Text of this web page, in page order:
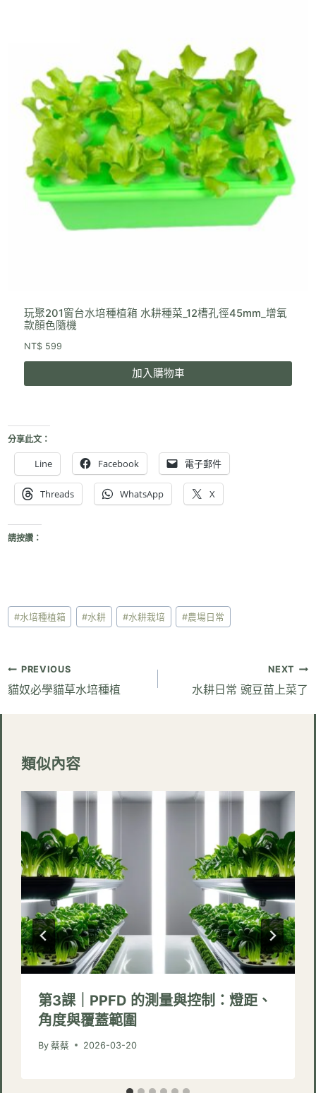
玩聚201窗台水培種植箱 水耕種菜_12槽孔徑45mm_增氧
款顏色隨機
NT$ 599
加入購物車
分享此文：
Line Facebook 電子郵件
Threads WhatsApp X
請按讚：
Post
Tags:
#水培種植箱 #水耕 #水耕栽培 #農場日常
文
章
PREVIOUS
貓奴必學貓草水培種植
NEXT
水耕日常 豌豆苗上菜了
類似內容
第3課｜PPFD 的測量與控制：燈距、
角度與覆蓋範圍
By 蔡蔡 2026-03-20